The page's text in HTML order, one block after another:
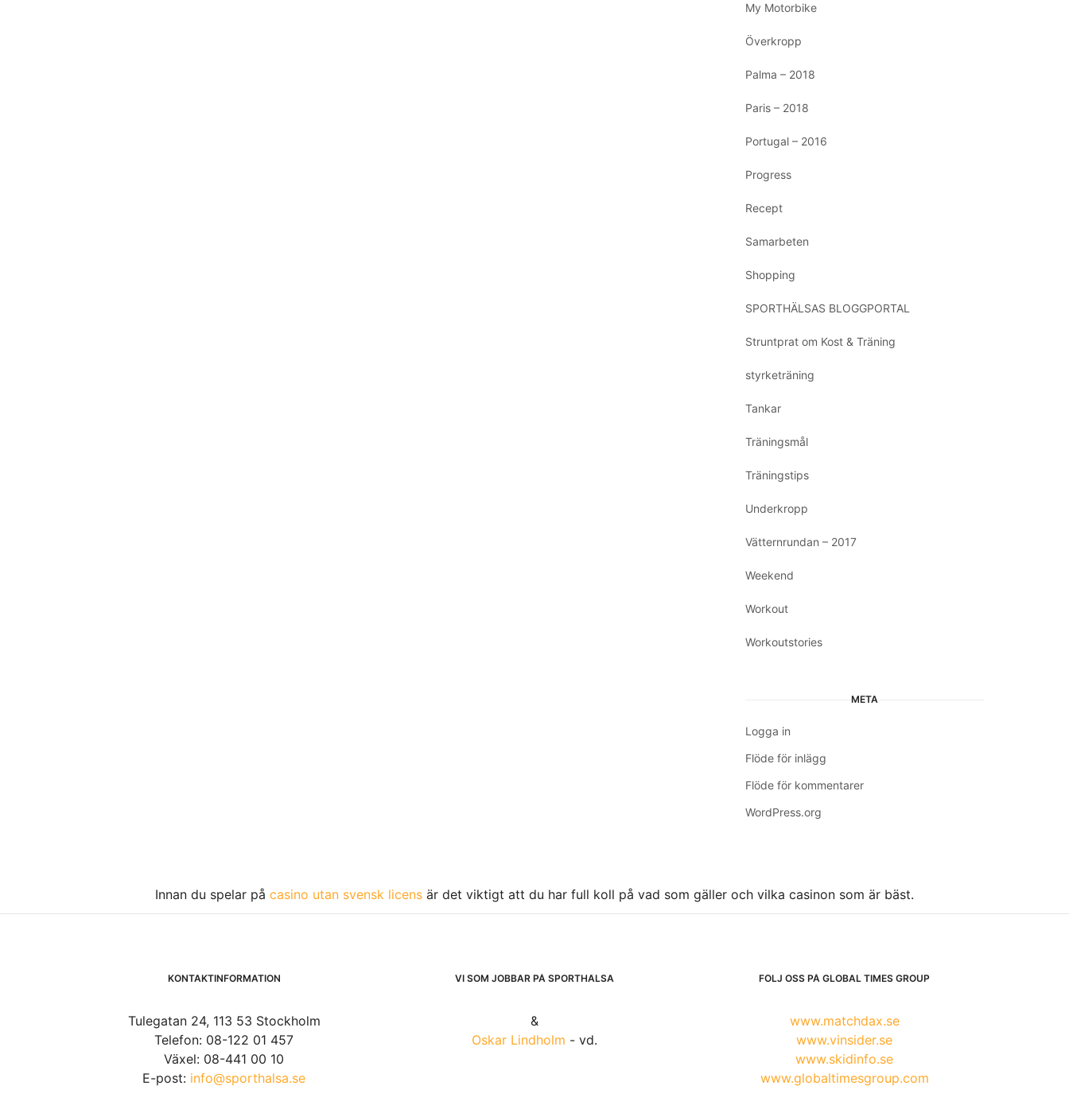
My Motorbike
Överkropp
Palma – 2018
Paris – 2018
Portugal – 2016
Progress
Recept
Samarbeten
Shopping
SPORTHÄLSAS BLOGGPORTAL
Struntprat om Kost & Träning
styrketräning
Tankar
Träningsmål
Träningstips
Underkropp
Vätternrundan – 2017
Weekend
Workout
Workoutstories
META
Logga in
Flöde för inlägg
Flöde för kommentarer
WordPress.org
Innan du spelar på casino utan svensk licens är det viktigt att du har full koll på vad som gäller och vilka casinon som är bäst.
KONTAKTINFORMATION
Tulegatan 24, 113 53 Stockholm
Telefon: 08-122 01 457
Växel: 08-441 00 10
E-post: info@sporthalsa.se
VI SOM JOBBAR PÅ SPORTHÄLSA
&
Oskar Lindholm - vd.
FÖLJ OSS PÅ GLOBAL TIMES GROUP
www.matchdax.se
www.vinsider.se
www.skidinfo.se
www.globaltimesgroup.com